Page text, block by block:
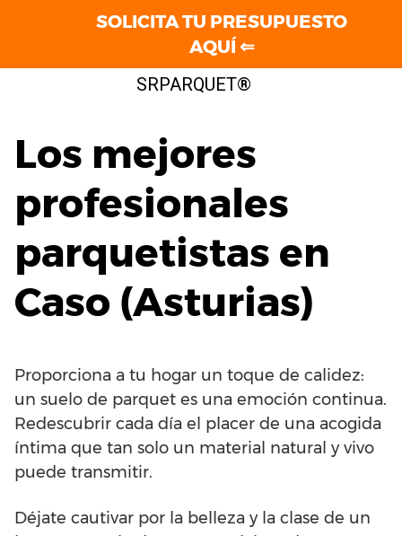
SRPARQUET®
Los mejores
profesionales
parquetistas en
Caso (Asturias)
Proporciona a tu hogar un toque de calidez:
un suelo de parquet es una emoción continua.
Redescubrir cada día el placer de una acogida
íntima que tan solo un material natural y vivo
puede transmitir.
Déjate cautivar por la belleza y la clase de un
SOLICITA TU PRESUPUESTO
AQUÍ ⇐